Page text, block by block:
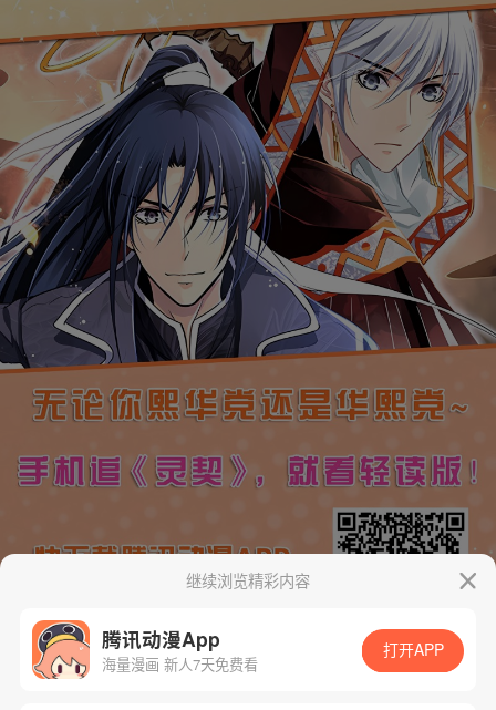
App免费看
继续浏览精彩内容
腾讯动漫App
海量漫画 新人7天免费看
打开APP